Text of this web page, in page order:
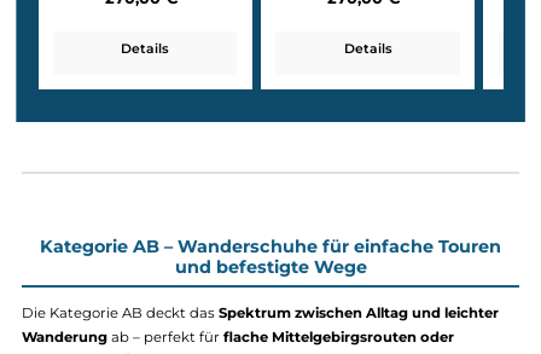
270,00 €*
Details
270,00 €*
Details